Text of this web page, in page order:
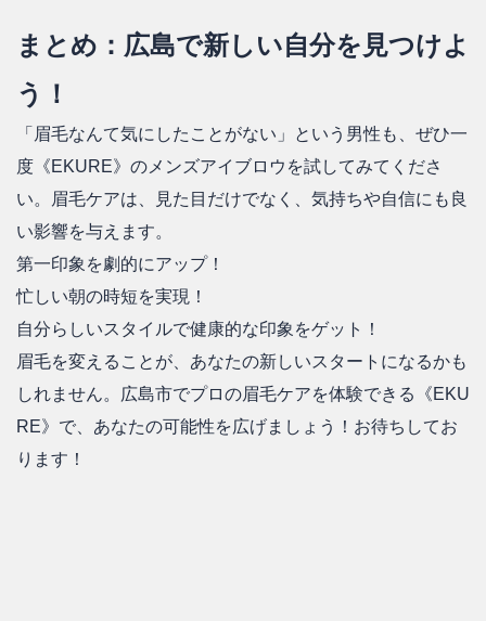
まとめ：広島で新しい自分を見つけよ
う！
「眉毛なんて気にしたことがない」という男性も、ぜひ一
度《EKURE》のメンズアイブロウを試してみてくださ
い。眉毛ケアは、見た目だけでなく、気持ちや自信にも良
い影響を与えます。
第一印象を劇的にアップ！
忙しい朝の時短を実現！
自分らしいスタイルで健康的な印象をゲット！
眉毛を変えることが、あなたの新しいスタートになるかも
しれません。広島市でプロの眉毛ケアを体験できる《EKU
RE》で、あなたの可能性を広げましょう！お待ちしてお
ります！